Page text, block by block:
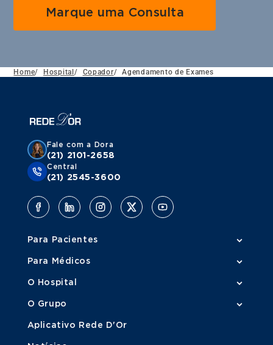
Marque uma Consulta
Home/ Hospital / Copador/ Agendamento de Exames
Fale com a Dora
(21) 2101-2658
Central
(21) 2545-3600
Para Pacientes
Para Médicos
O Hospital
O Grupo
Aplicativo Rede D'Or